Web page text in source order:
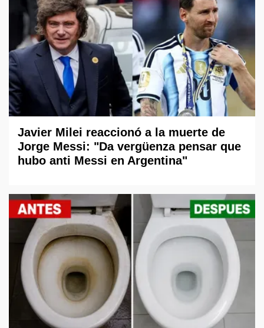
Javier Milei reaccionó a la muerte de
Jorge Messi: "Da vergüenza pensar que
hubo anti Messi en Argentina"